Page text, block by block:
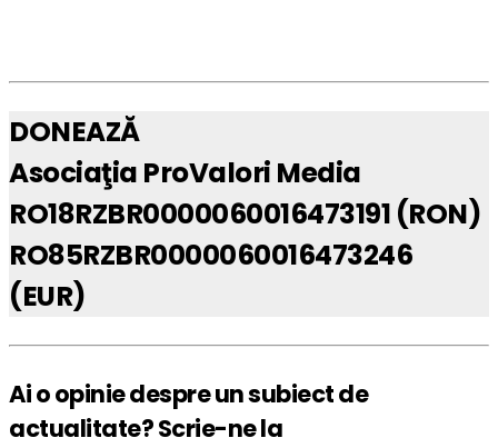
DONEAZĂ
Asociaţia ProValori Media
RO18RZBR0000060016473191 (RON)
RO85RZBR0000060016473246
(EUR)
Ai o opinie despre un subiect de
actualitate? Scrie-ne la